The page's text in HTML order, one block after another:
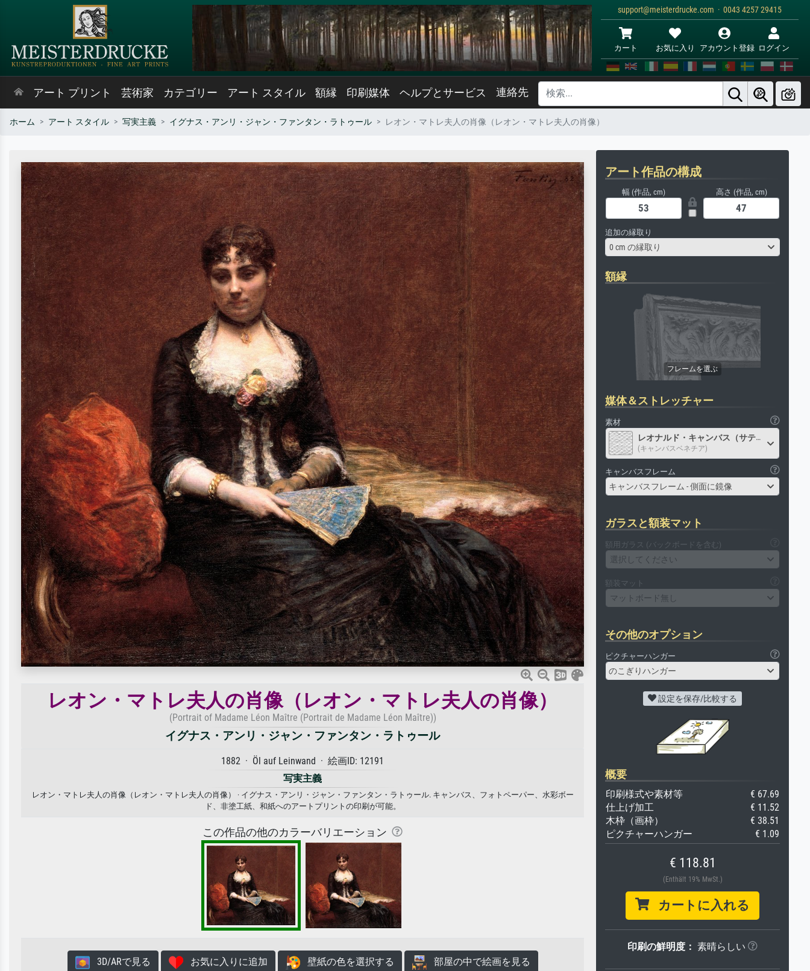
support@meisterdrucke.com · 0043 4257 29415
カート お気に入り アカウント登録 ログイン
アート プリント 芸術家 カテゴリー アート スタイル 額縁 印刷媒体 ヘルプとサービス 連絡先
ホーム アート スタイル 写実主義 イグナス・アンリ・ジャン・ファンタン・ラトゥール レオン・マトレ夫人の肖像（レオン・マトレ夫人の肖像）
レオン・マトレ夫人の肖像（レオン・マトレ夫人の肖像）
(Portrait of Madame Léon Maître (Portrait de Madame Léon Maître))
イグナス・アンリ・ジャン・ファンタン・ラトゥール
1882 · Öl auf Leinwand · 絵画ID: 12191
写実主義
レオン・マトレ夫人の肖像（レオン・マトレ夫人の肖像） · イグナス・アンリ・ジャン・ファンタン・ラトゥール. キャンバス、フォトペーパー、水彩ボー
ド、非塗工紙、和紙へのアートプリントの印刷が可能。
この作品の他のカラーバリエーション
3D/ARで見る お気に入りに追加 壁紙の色を選択する 部屋の中で絵画を見る
アート作品の構成
幅 (作品, cm) 高さ (作品, cm)
追加の縁取り
0 cm の縁取り
額縁
媒体＆ストレッチャー
素材
レオナルド・キャンバス（サテン）
(キャンバスベネチア)
キャンバスフレーム
キャンバスフレーム - 側面に鏡像
ガラスと額装マット
額用ガラス (バックボードを含む)
選択してください
額装マット
マットボード無し
その他のオプション
ピクチャーハンガー
のこぎりハンガー
設定を保存/比較する
概要
印刷様式や素材等
€ 67.69
仕上げ加工
€ 11.52
木枠（画枠）
€ 38.51
ピクチャーハンガー
€ 1.09
€ 118.81
(Enthält 19% MwSt.)
カートに入れる
印刷の鮮明度： 素晴らしい